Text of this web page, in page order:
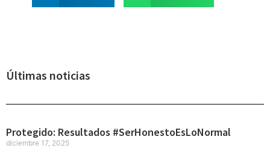
Últimas noticias
Protegido: Resultados #SerHonestoEsLoNormal
diciembre 17, 2025